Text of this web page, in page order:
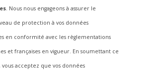
. Nous nous engageons à assurer le
de protection à vos données
en conformité avec les règlementations
et françaises en vigueur. En soumettant ce
acceptez que vos données